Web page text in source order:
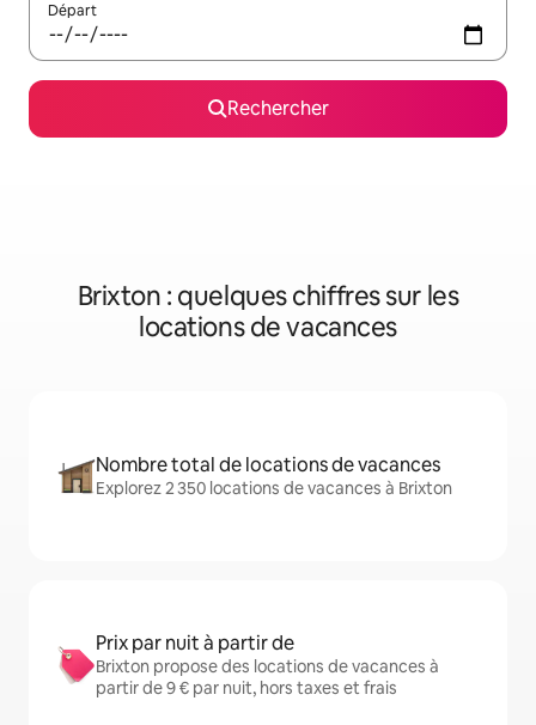
Départ
Rechercher
Brixton : quelques chiffres sur les
locations de vacances
Nombre total de locations de vacances
Explorez 2 350 locations de vacances à Brixton
Prix par nuit à partir de
Brixton propose des locations de vacances à
partir de 9 € par nuit, hors taxes et frais